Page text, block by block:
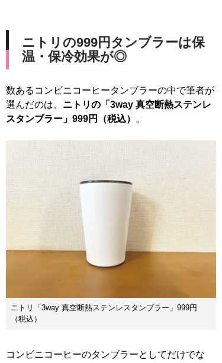
ニトリの999円タンブラーは保
温・保冷効果が◎
数あるコンビニコーヒータンブラーの中で筆者が
選んだのは、 ニトリの「3way 真空断熱ステンレ
スタンブラー」999円（税込）
。
ニトリ「3way 真空断熱ステンレスタンブラー」999円
（税込）
コンビニコーヒーのタンブラーとしてだけでな